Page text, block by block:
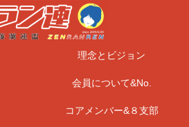
理念とビジョン
会員について&No.
コアメンバー&８支部